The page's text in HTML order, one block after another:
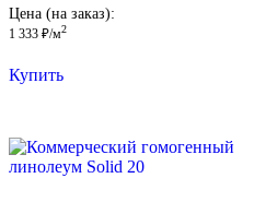
Цена (на заказ):
1 333 ₽/м2
Купить